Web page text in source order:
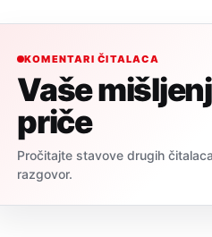
KOMENTARI ČITALACA
Vaše
priče
Pročitajte stavove drugih
razgovor.